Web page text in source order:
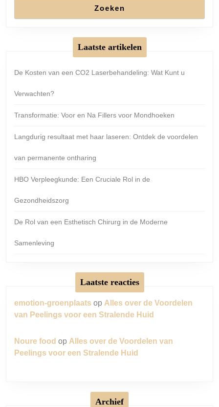
Zoeken
Laatste artikelen
De Kosten van een CO2 Laserbehandeling: Wat Kunt u
Verwachten?
Transformatie: Voor en Na Fillers voor Mondhoeken
Langdurig resultaat met haar laseren: Ontdek de voordelen
van permanente ontharing
HBO Verpleegkunde: Een Cruciale Rol in de
Gezondheidszorg
De Rol van een Esthetisch Chirurg in de Moderne
Samenleving
Laatste reacties
emotion-groenplaats op Alles over de Voordelen
van Peelings voor een Stralende Huid
Noure food op Alles over de Voordelen van
Peelings voor een Stralende Huid
Archief